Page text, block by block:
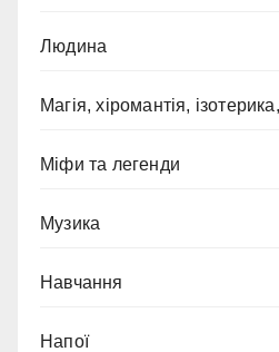
Людина
Магія, хіромантія,
Міфи та легенди
Музика
Навчання
Напої